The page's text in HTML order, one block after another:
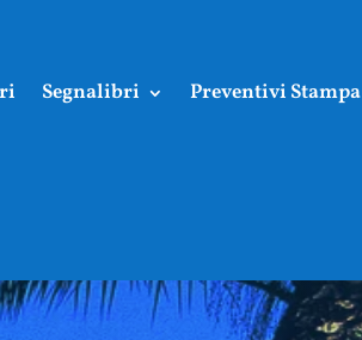
Segnalibri Preventivi Stampa